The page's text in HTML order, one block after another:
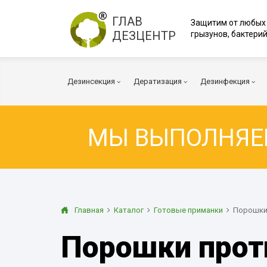
ГЛАВ
ДЕЗЦЕНТР
Защитим от любых
грызунов,
Дезинсекция
Тараканы
Осы
Огневка
Дератизация
Мыши
Дезинфекция
Коронавирус
Транспорт
Вентиляция
МЫ
Главная Каталог Готовые приманки Порошки
Порошки